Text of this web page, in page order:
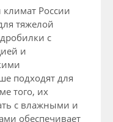
России
тяжелой
с
и
подходят для
того, их
с влажными и
обеспечивает